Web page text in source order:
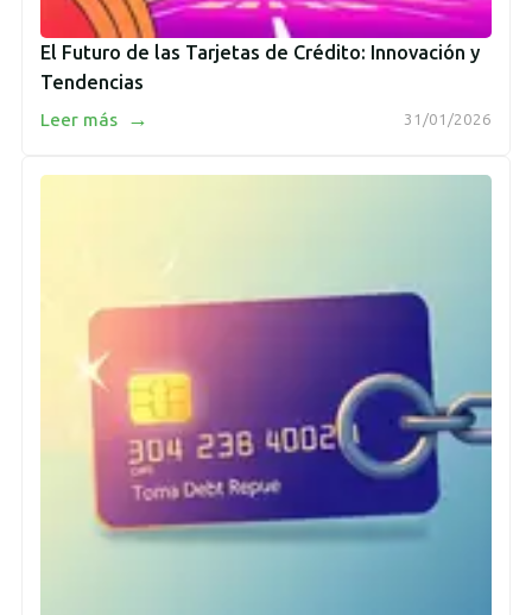
El Futuro de las Tarjetas de Crédito: Innovación y
Tendencias
31/01/2026
Leer más →